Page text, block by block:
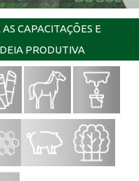
CAPACITAÇÕES E
PRODUTIVA